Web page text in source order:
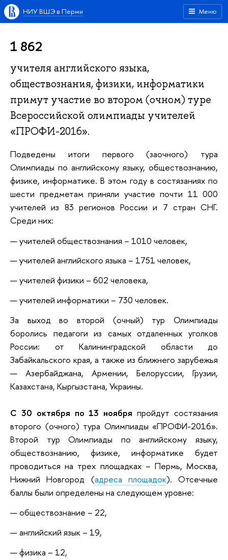
Меню
НИУ ВШЭ в Перми
1 862
учителя английского языка,
обществознания, физики, информатики
примут участие во втором (очном) туре
Всероссийской олимпиады учителей
«ПРОФИ-2016».
Подведены итоги первого (заочного) тура
Олимпиады по английскому языку, обществознанию,
физике, информатике. В этом году в состязаниях по
шести предметам приняли участие почти 11 000
учителей из 83 регионов России и 7 стран СНГ.
Среди них:
учителей обществознания – 1010 человек,
учителей английского языка – 1751 человек,
учителей физики – 602 человека,
учителей информатики – 730 человек.
За выход во второй (очный) тур Олимпиады
боролись педагоги из самых отдаленных уголков
России: от Калининградской области до
Забайкальского края, а также из ближнего зарубежья
— Азербайджана, Армении, Белоруссии, Грузии,
Казахстана, Кыргызстана, Украины.
С 30 октября по 13 ноября пройдут состязания
второго (очного) тура Олимпиады «ПРОФИ-2016».
Второй тур Олимпиады по английскому языку,
обществознанию, физике, информатике будет
проводиться на трех площадках – Пермь, Москва,
Нижний Новгород (адреса площадок). Отсечные
баллы были определены на следующем уровне:
обществознание – 22,
английский язык – 19,
физика – 12,